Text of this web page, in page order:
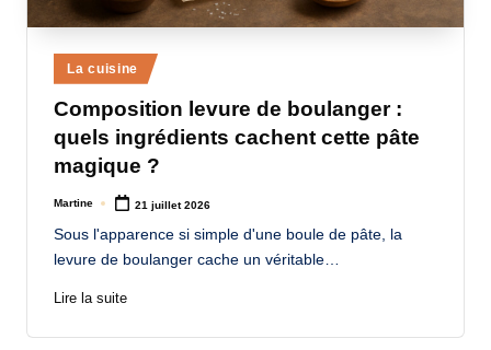
Posted
in
La cuisine
Composition levure de boulanger :
quels ingrédients cachent cette pâte
magique ?
Posted
Martine 21 juillet 2026
Sous l'apparence si simple d'une boule de pâte, la
levure de boulanger cache un véritable…
Lire la suite